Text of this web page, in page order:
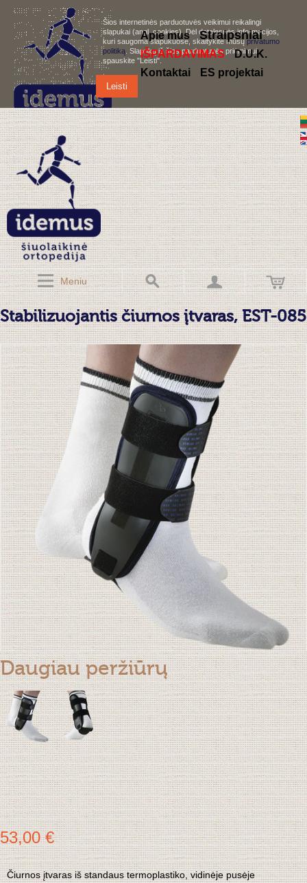
Šios internetinės parduotuvės veikimui reikalingi
slapukai (angl. cookies). Dėl detalesnės informacijos,
kuri saugoma slapukuose, skaitykite mūsųprivatumo
politiką . Slapukų iš šios parduotuvės priėmimui,
spauskite "Leisti".
Leisti
Meniu
Apie mus Straipsniai
IŠPARDAVIMAS
D.U.K.
Kontaktai
ES projektai
Stabilizuojantis čiurnos įtvaras, EST-085
Daugiau peržiūrų
53,00 €
Čiurnos įtvaras iš standaus termoplastiko, vidinėje pusėje